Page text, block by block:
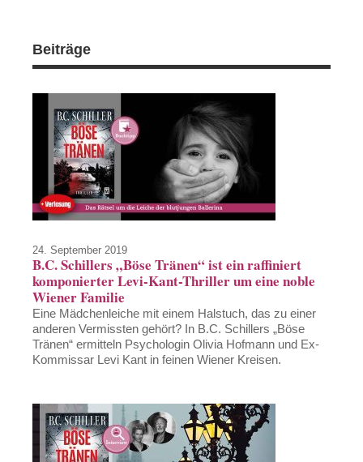
Beiträge
24. September 2019
B.C. Schillers „Böse Tränen“ ist ein raffiniert
komponierter Levi-Kant-Thriller um eine noble
Wiener Familie
Eine Mädchenleiche mit einem Halstuch, das zu einer
anderen Vermissten gehört? In B.C. Schillers „Böse
Tränen“ ermitteln Psychologin Olivia Hofmann und Ex-
Kommissar Levi Kant in feinen Wiener Kreisen.